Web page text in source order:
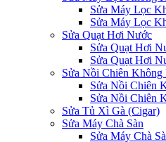
Sửa Máy Lọc
Sửa Máy Lọc
Sửa Quạt Hơi Nước
Sửa Quạt Hơi
Sửa Quạt Hơi
Sửa Nồi Chiên Không
Sửa Nồi Chiên
Sửa Nồi Chiên
Sửa Tủ Xì Gà (Cigar)
Sửa Máy Chà Sàn
Sửa Máy Chà